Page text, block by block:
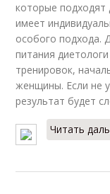
которые подходят
имеет
особого подхода.
питания
тренировок,
женщины. Если не
результат будет
Читать